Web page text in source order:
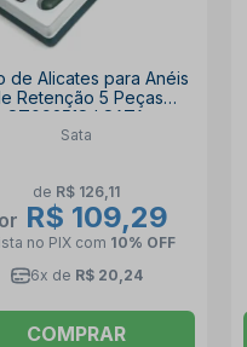
de Alicates para Anéis
Retenção 5 Peças
ST09251SJ SATA
Sata
de R$ 126,11
R$ 109,29
no PIX com 10% OFF
6x de R$ 20,24
COMPRAR